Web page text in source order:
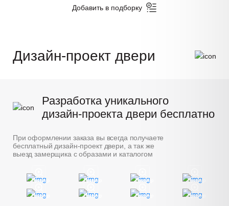
Дизайн-проект двери
Разработка уникального
дизайн-проекта двери бесплатно
При оформлении заказа вы всегда получаете
бесплатный дизайн-проект двери, а так же
выезд замерщика с образами и каталогом
Пример Пример Пример Пример
Пример Пример Пример Пример